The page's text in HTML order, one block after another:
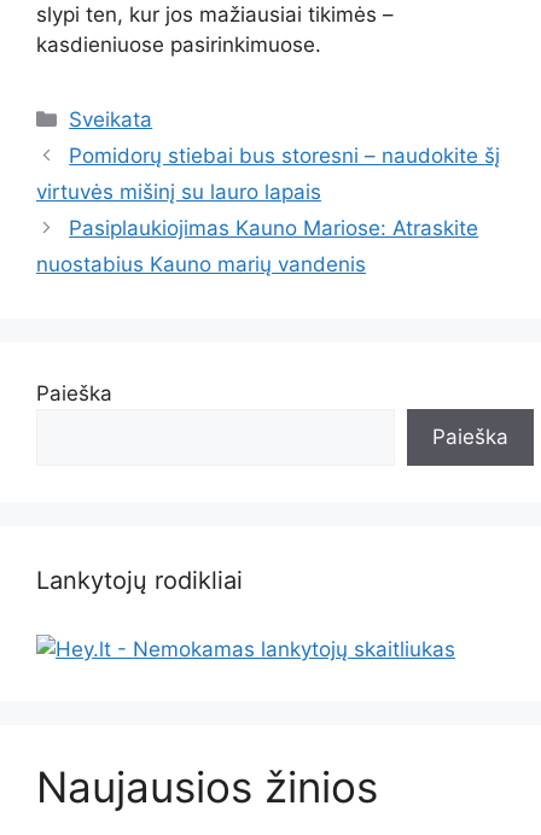
slypi ten, kur jos mažiausiai tikimės –
kasdieniuose pasirinkimuose.
Kategorijos
Sveikata
Pomidorų stiebai bus storesni – naudokite šį
virtuvės mišinį su lauro lapais
Pasiplaukiojimas Kauno Mariose: Atraskite
nuostabius Kauno marių vandenis
Paieška
Paieška
Lankytojų rodikliai
Naujausios žinios